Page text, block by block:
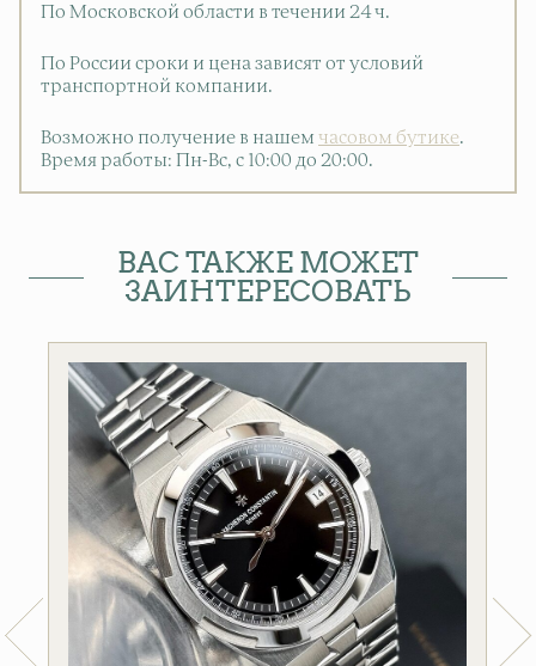
По Московской области в течении 24 ч.
По России сроки и цена зависят от условий
транспортной компании.
Возможно получение в нашем часовом бутике.
Время работы: Пн-Вс, с 10:00 до 20:00.
ВАС ТАКЖЕ МОЖЕТ
ЗАИНТЕРЕСОВАТЬ